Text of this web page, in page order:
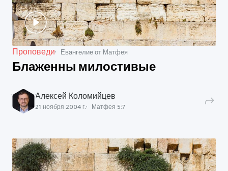
Проповеди Евангелие от Матфея
Блаженны милостивые
Алексей Коломийцев
21 ноября 2004 г. Матфея 5:7